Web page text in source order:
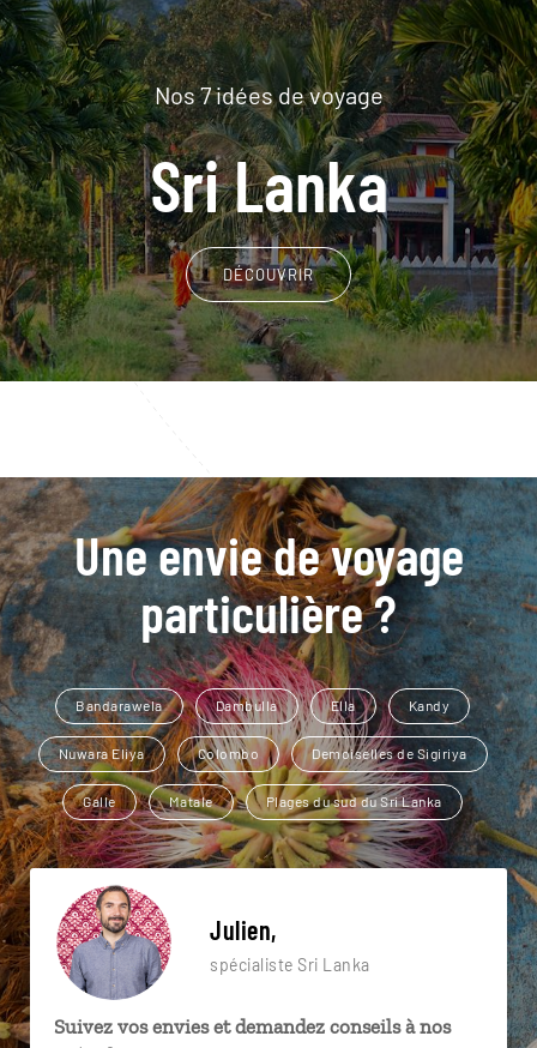
Nos 7 idées de voyage
Sri Lanka
DÉCOUVRIR
Une envie de voyage
particulière ?
Bandarawela Dambulla Ella Kandy
Nuwara Eliya Colombo Demoiselles de Sigiriya
Galle Matale Plages du sud du Sri Lanka
Julien,
spécialiste Sri Lanka
Suivez vos envies et demandez conseils à nos